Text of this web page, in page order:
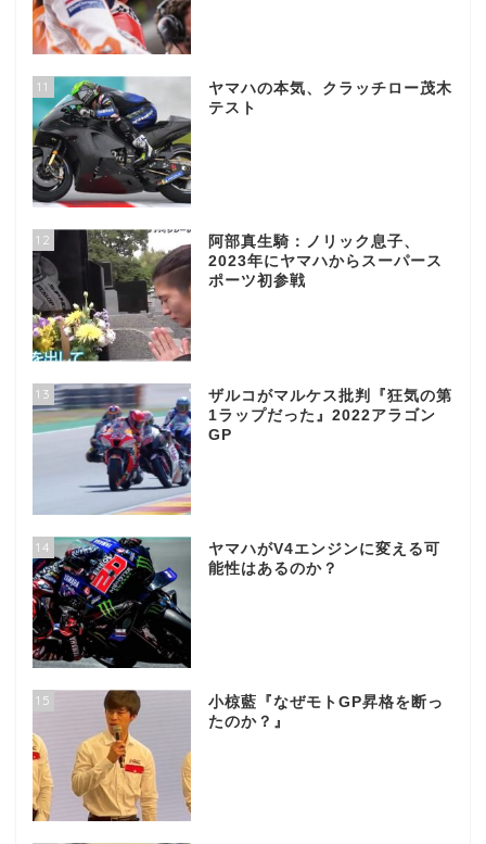
11
ヤマハの本気、クラッチロー茂木
テスト
12
阿部真生騎：ノリック息子、
2023年にヤマハからスーパース
ポーツ初参戦
13
ザルコがマルケス批判『狂気の第
1ラップだった』2022アラゴン
GP
14
ヤマハがV4エンジンに変える可
能性はあるのか？
15
小椋藍『なぜモトGP昇格を断っ
たのか？』